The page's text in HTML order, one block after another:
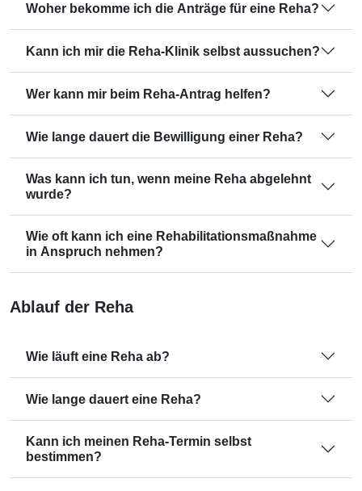
Woher bekomme ich die Anträge für eine Reha?
Kann ich mir die Reha-Klinik selbst aussuchen?
Wer kann mir beim Reha-Antrag helfen?
Wie lange dauert die Bewilligung einer Reha?
Was kann ich tun, wenn meine Reha abgelehnt
wurde?
Wie oft kann ich eine Rehabilitationsmaßnahme
in Anspruch nehmen?
Ablauf der Reha
Wie läuft eine Reha ab?
Wie lange dauert eine Reha?
Kann ich meinen Reha-Termin selbst
bestimmen?